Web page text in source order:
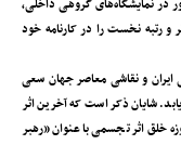
در نمایشـگاه‌های گروهـی داخلـی،
و رتبه نخسـت را در کارنامه خود
و نقاشی معاصر جهان سعی
شایان ذکر است که آخرین اثر
خلق اثر تجسمی با عنوان «رهبر